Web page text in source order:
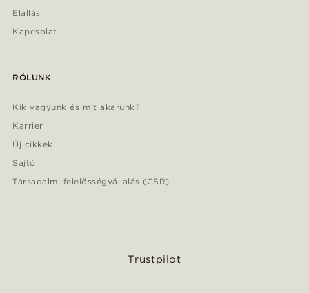
Elállás
Kapcsolat
RÓLUNK
Kik vagyunk és mit akarunk?
Karrier
Új cikkek
Sajtó
Társadalmi felelősségvállalás (CSR)
Trustpilot